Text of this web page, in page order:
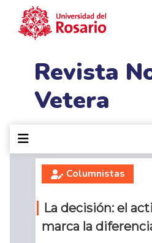
Revista
Vetera
Columnistas
La decisión: el
marca la